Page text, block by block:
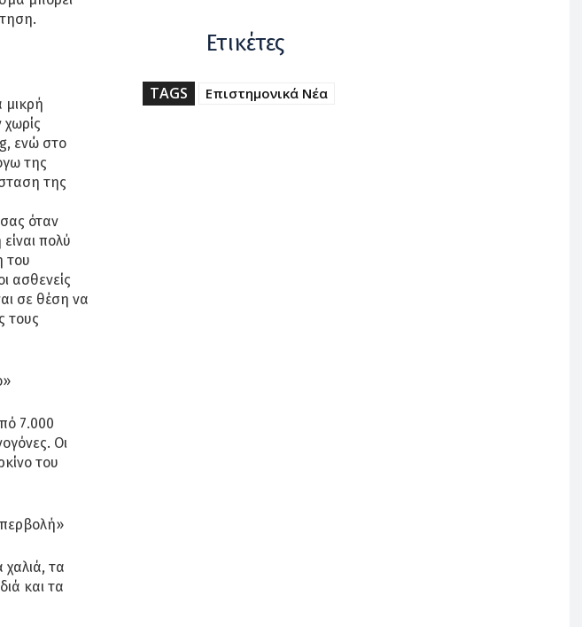
μικρή
ενώ στο
της
της
όταν
πολύ
του
ασθενείς
σε θέση να
τους
7.000
Οι
του
τα
και τα
Ετικέτες
TAGS Επιστημονικά Νέα